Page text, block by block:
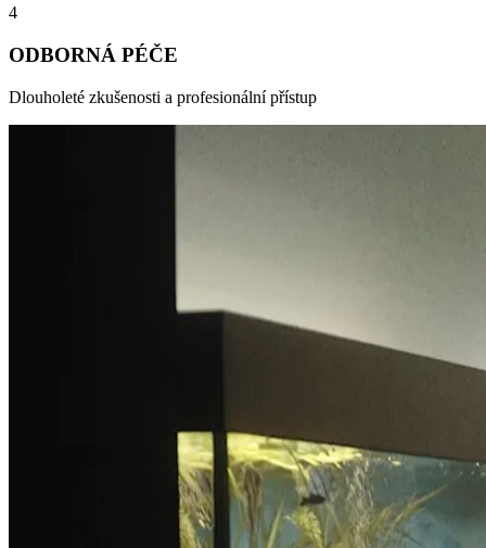
4
ODBORNÁ PÉČE
Dlouholeté zkušenosti a profesionální přístup